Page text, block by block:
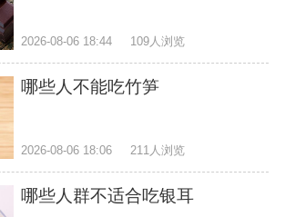
2026-08-06 18:44 109人浏览
哪些人不能吃竹笋
2026-08-06 18:06 211人浏览
哪些人群不适合吃银耳